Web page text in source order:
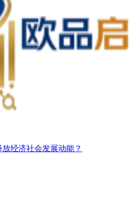
经济社会发展动能？